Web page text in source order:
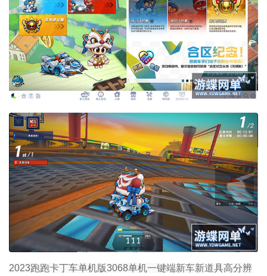
2023跑跑卡丁车单机版3068单机一键端新车新道具高分辨